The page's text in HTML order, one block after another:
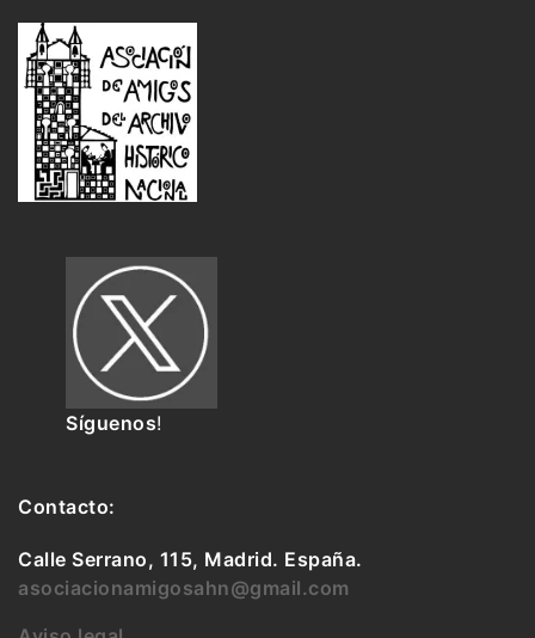
Síguenos!
Contacto:
Calle Serrano, 115, Madrid. España.
asociacionamigosahn@gmail.com